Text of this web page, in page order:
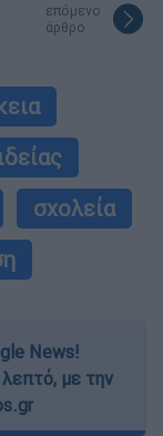
επόμενο
άρθρο
σχολεία
News!
με την